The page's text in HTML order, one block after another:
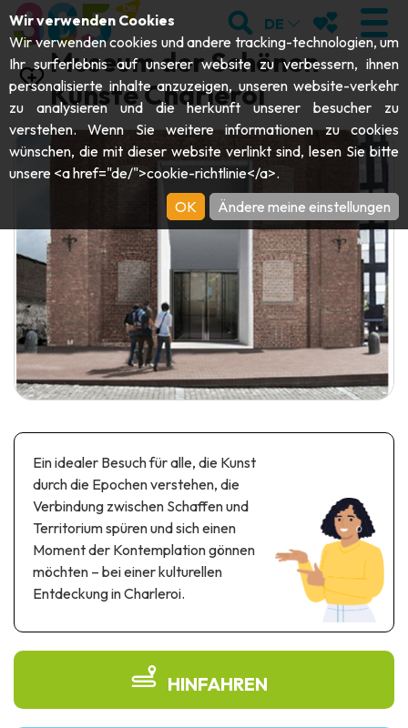
BESUCHEN
Abteien & Religiöse Monumente
Kunst
Handwerk & Know-how
Schlösser, Zitadellen & Belfriede
Folklore & Lokale Geschichte
Geschichte
Automobil- & Eisenbahnerbe
Industrie- & Technikerbe
Regionalprodukte
UNESCO erbe
ENTDECKEN
Garten, Parks & Naturstätten
Aquarien, Tierparks & Zoos
SICH BEWEGEN
Touristen-& Kreuzfahrt-Schiffe
Draisinen & Touristenzüge
Kajaks
Abenteuerparks
Unterhaltungs-& Aqua-Parks
VERANSTALTUNGEN
DIE BESTEN AKTIVITÄTEN FÜR
DIESEN SOMMER
GUIDE DOWNLOADEN
SUCHEN
DE MEINE
Museum der Schönen
Künste Charleroi
Ein idealer Besuch für alle, die Kunst
durch die Epochen verstehen, die
Verbindung zwischen Schaffen und
Territorium spüren und sich einen
Moment der Kontemplation gönnen
möchten – bei einer kulturellen
Entdeckung in Charleroi.
HINFAHREN
Wir verwenden Cookies
Wir verwenden cookies und andere tracking-technologien, um
Ihr surferlebnis auf unserer website zu verbessern, ihnen
personalisierte inhalte anzuzeigen, unseren website-verkehr
zu analysieren und die herkunft unserer besucher zu
verstehen. Wenn Sie weitere informationen zu cookies
wünschen, die mit dieser website verlinkt sind, lesen Sie bitte
unsere <a href="de/">cookie-richtlinie</a>.
OK
Ändere meine einstellungen